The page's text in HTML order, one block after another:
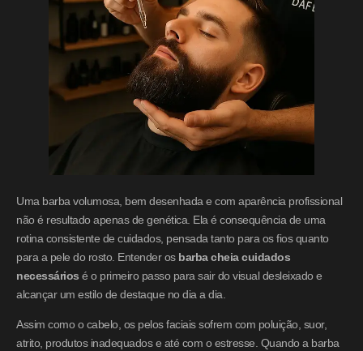
Uma barba volumosa, bem desenhada e com aparência profissional
não é resultado apenas de genética. Ela é consequência de uma
rotina consistente de cuidados, pensada tanto para os fios quanto
para a pele do rosto. Entender os barba cheia cuidados
necessários é o primeiro passo para sair do visual desleixado e
alcançar um estilo de destaque no dia a dia.
Assim como o cabelo, os pelos faciais sofrem com poluição, suor,
atrito, produtos inadequados e até com o estresse. Quando a barba